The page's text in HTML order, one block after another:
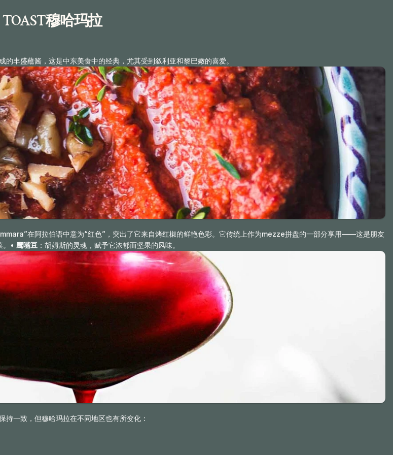
TOAST穆哈玛拉
丰盛蘸酱，这是中东美食中的经典，尤其受到叙利亚和黎巴嫩的喜爱。
在阿拉伯语中意为“红色”，突出了它来自烤红椒的鲜艳色彩。它传统上作为mezze拼盘的一部分享用——这是朋友
。• 鹰嘴豆 ：胡姆斯的灵魂，赋予它浓郁而坚果的风味。
持一致，但穆哈玛拉在不同地区也有所变化：